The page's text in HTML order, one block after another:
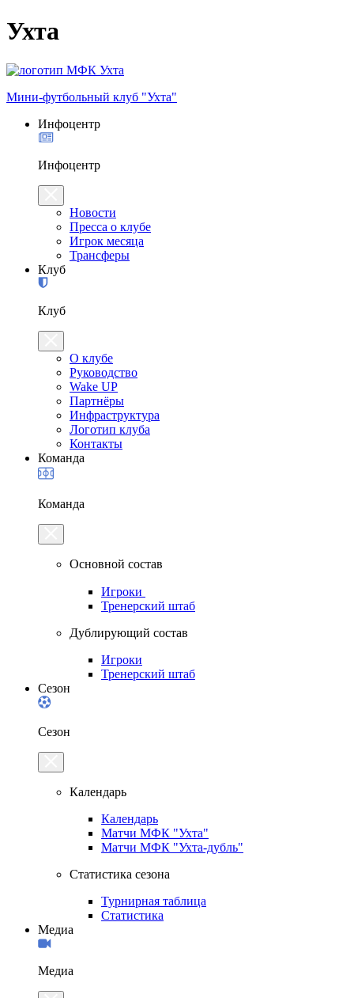
Ухта
Мини-футбольный клуб "Ухта"
Инфоцентр
Инфоцентр
Новости
Пресса о клубе
Игрок месяца
Трансферы
Клуб
Клуб
О клубе
Руководство
Wake UP
Партнёры
Инфраструктура
Логотип клуба
Контакты
Команда
Команда
Основной состав
Игроки
Тренерский штаб
Дублирующий состав
Игроки
Тренерский штаб
Сезон
Сезон
Календарь
Календарь
Матчи МФК "Ухта"
Матчи МФК "Ухта-дубль"
Статистика сезона
Турнирная таблица
Статистика
Медиа
Медиа